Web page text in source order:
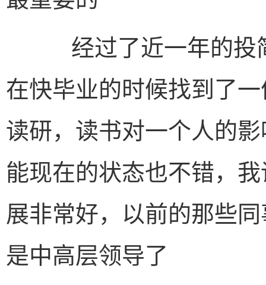
经过了近一年的投
在快毕业的时候找到了
读研，读书对一个人的
能现在的状态也不错，
展非常好，以前的那些
是中高层领导了